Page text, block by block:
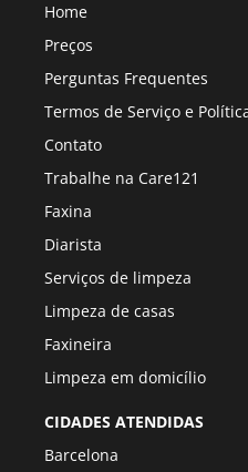
Home
Preços
Perguntas Frequentes
Termos de Serviço e
Contato
Trabalhe na Care121
Faxina
Diarista
Serviços de limpeza
Limpeza de casas
Faxineira
Limpeza em domicílio
CIDADES ATENDIDAS
Barcelona